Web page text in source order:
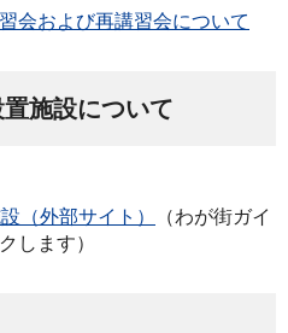
会および再講習会について
施設について
（外部サイト）
（わが街ガイ
します）